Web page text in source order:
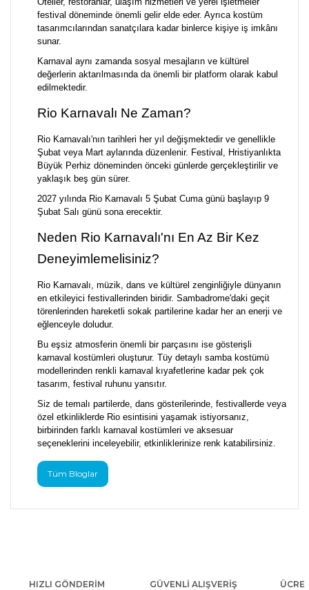
festival döneminde önemli gelir elde eder. Ayrıca kostüm
tasarımcılarından sanatçılara kadar binlerce kişiye iş imkânı
sunar.
Karnaval aynı zamanda sosyal mesajların ve kültürel
değerlerin aktarılmasında da önemli bir platform olarak kabul
edilmektedir.
Rio Karnavalı Ne Zaman?
Rio Karnavalı'nın tarihleri her yıl değişmektedir ve genellikle
Şubat veya Mart aylarında düzenlenir. Festival, Hristiyanlıkta
Büyük Perhiz döneminden önceki günlerde gerçekleştirilir ve
yaklaşık beş gün sürer.
2027 yılında Rio Karnavalı 5 Şubat Cuma günü başlayıp 9
Şubat Salı günü sona erecektir.
Neden Rio Karnavalı'nı En Az Bir Kez
Deneyimlemelisiniz?
Rio Karnavalı, müzik, dans ve kültürel zenginliğiyle dünyanın
en etkileyici festivallerinden biridir. Sambadrome'daki geçit
törenlerinden hareketli sokak partilerine kadar her an enerji ve
eğlenceyle doludur.
Bu eşsiz atmosferin önemli bir parçasını ise gösterişli
karnaval kostümleri oluşturur. Tüy detaylı samba kostümü
modellerinden renkli karnaval kıyafetlerine kadar pek çok
tasarım, festival ruhunu yansıtır.
Siz de temalı partilerde, dans gösterilerinde, festivallerde veya
özel etkinliklerde Rio esintisini yaşamak istiyorsanız,
birbirinden farklı karnaval kostümleri ve aksesuar
seçeneklerini inceleyebilir, etkinliklerinize renk katabilirsiniz.
Tüm Bloglar
HIZLI GÖNDERİM
GÜVENLİ ALIŞVERİŞ